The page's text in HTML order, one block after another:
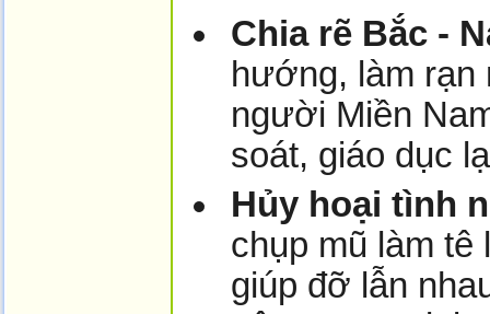
Chia rẽ Bắc -
hướng, làm rạn
người Miền
soát, giáo dục
Hủy hoại tình
chụp mũ làm
giúp đỡ lẫn